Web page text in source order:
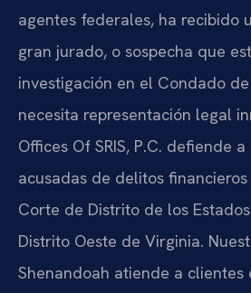
agentes federales, ha recibido
gran jurado, o sospecha que
investigación en el Condado
necesita representación legal
Offices Of SRIS, P.C. defiende
acusadas de delitos
Corte de Distrito de los
Distrito Oeste de Virginia.
Shenandoah atiende a clientes